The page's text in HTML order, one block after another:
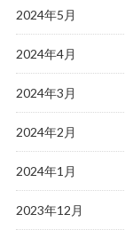
2024年5月
2024年4月
2024年3月
2024年2月
2024年1月
2023年12月